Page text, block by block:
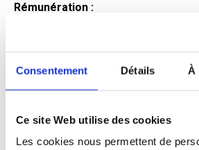
Consentement Détails À
Ce site Web utilise des cookies
Les cookies nous permettent de
Rémunération :
Profil du
candidat